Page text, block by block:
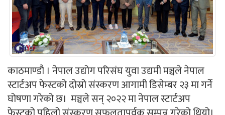
काठमाण्डौ । नेपाल उद्योग परिसंघ युवा उद्यमी मञ्चले नेपाल
स्टार्टअप फेस्टको दोस्रो संस्करण आगामी डिसेम्बर २३ मा गर्ने
घोषणा गरेको छ। मञ्चले सन् २०२२ मा नेपाल स्टार्टअप